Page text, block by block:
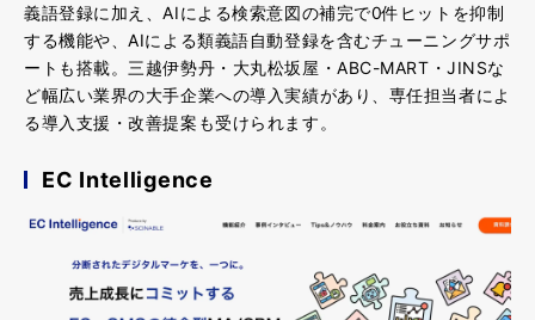
義語登録に加え、AIによる検索意図の補完で0件ヒットを抑制
する機能や、AIによる類義語自動登録を含むチューニングサポ
ートも搭載。三越伊勢丹・大丸松坂屋・ABC-MART・JINSな
ど幅広い業界の大手企業への導入実績があり、専任担当者によ
る導入支援・改善提案も受けられます。
EC Intelligence